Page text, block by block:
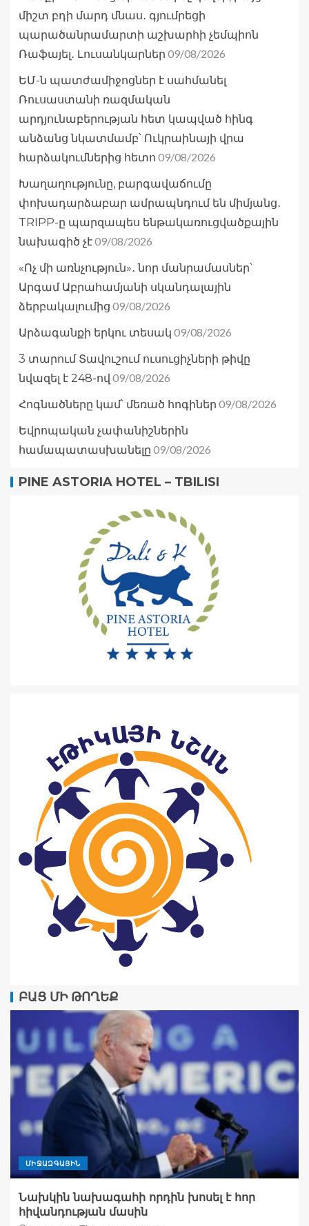
միշտ բդի մարդ մնաս․ գյումրեցի
պարածանրամարտի աշխարհի չեմպիոն
Ռաֆայել․ Լուսանկարներ 09/08/2026
ԵՄ-ն պատժամիջոցներ է սահմանել
Ռուսաստանի ռազմական
արդյունաբերության հետ կապված հինգ
անձանց նկատմամբ՝ Ուկրաինայի վրա
հարձակումներից հետո 09/08/2026
Խաղաղությունը, բարգավաճումը
փոխադարձաբար ամրապնդում են միմյանց․
TRIPP-ը պարզապես ենթակառուցվածքային
նախագիծ չէ09/08/2026
«Ոչ մի առնչություն»․ նոր մանրամասներ՝
Արգամ Աբրահամյանի սկանդալային
ձերբակալումից 09/08/2026
Արձագանքի երկու տեսակ 09/08/2026
3 տարում Տավուշում ուսուցիչների թիվը
նվազել է 248-ով 09/08/2026
Հոգնածները կամ՝ մեռած հոգիներ 09/08/2026
Եվրոպական չափանիշներին
համապատասխանելը 09/08/2026
PINE ASTORIA HOTEL – TBILISI
ԲԱՑ ՄԻ ԹՈՂԵՔ
ՄԻՋԱԶԳԱՅԻՆ
Նախկին նախագահի որդին խոսել է հոր
հիվանդության մասին